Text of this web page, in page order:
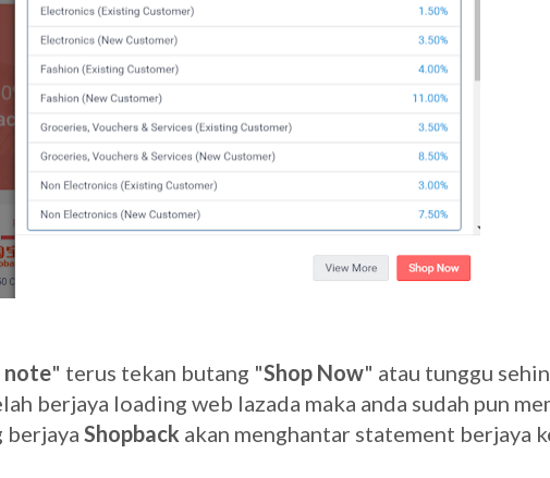
note" terus tekan butang "Shop Now" atau tunggu
berjaya loading web lazada maka anda sudah pun
berjaya Shopback akan menghantar statement berjaya